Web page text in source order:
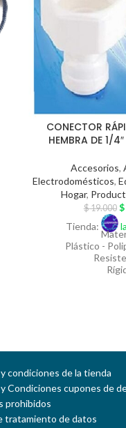
CONECTOR
HEMBRA DE 1/
Accesorios,
Electrodomésticos,
Hogar,
$19.000 $
Tienda:
Plástico -
condiciones de la tienda
Condiciones cupones de
prohibidos
tratamiento de datos